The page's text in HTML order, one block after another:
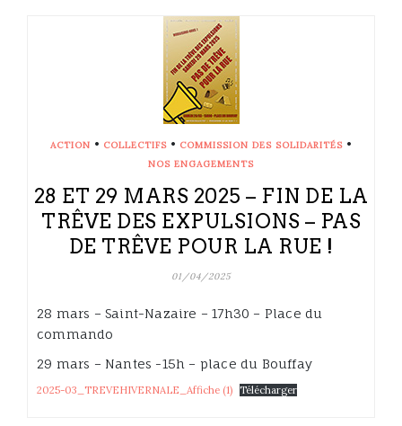
ACTION • COLLECTIFS • COMMISSION DES SOLIDARITÉS •
NOS ENGAGEMENTS
28 ET 29 MARS 2025 – FIN DE LA
TRÊVE DES EXPULSIONS – PAS
DE TRÊVE POUR LA RUE !
01/04/2025
28 mars – Saint-Nazaire – 17h30 – Place du
commando
29 mars – Nantes -15h – place du Bouffay
2025-03_TREVEHIVERNALE_Affiche (1) Télécharger